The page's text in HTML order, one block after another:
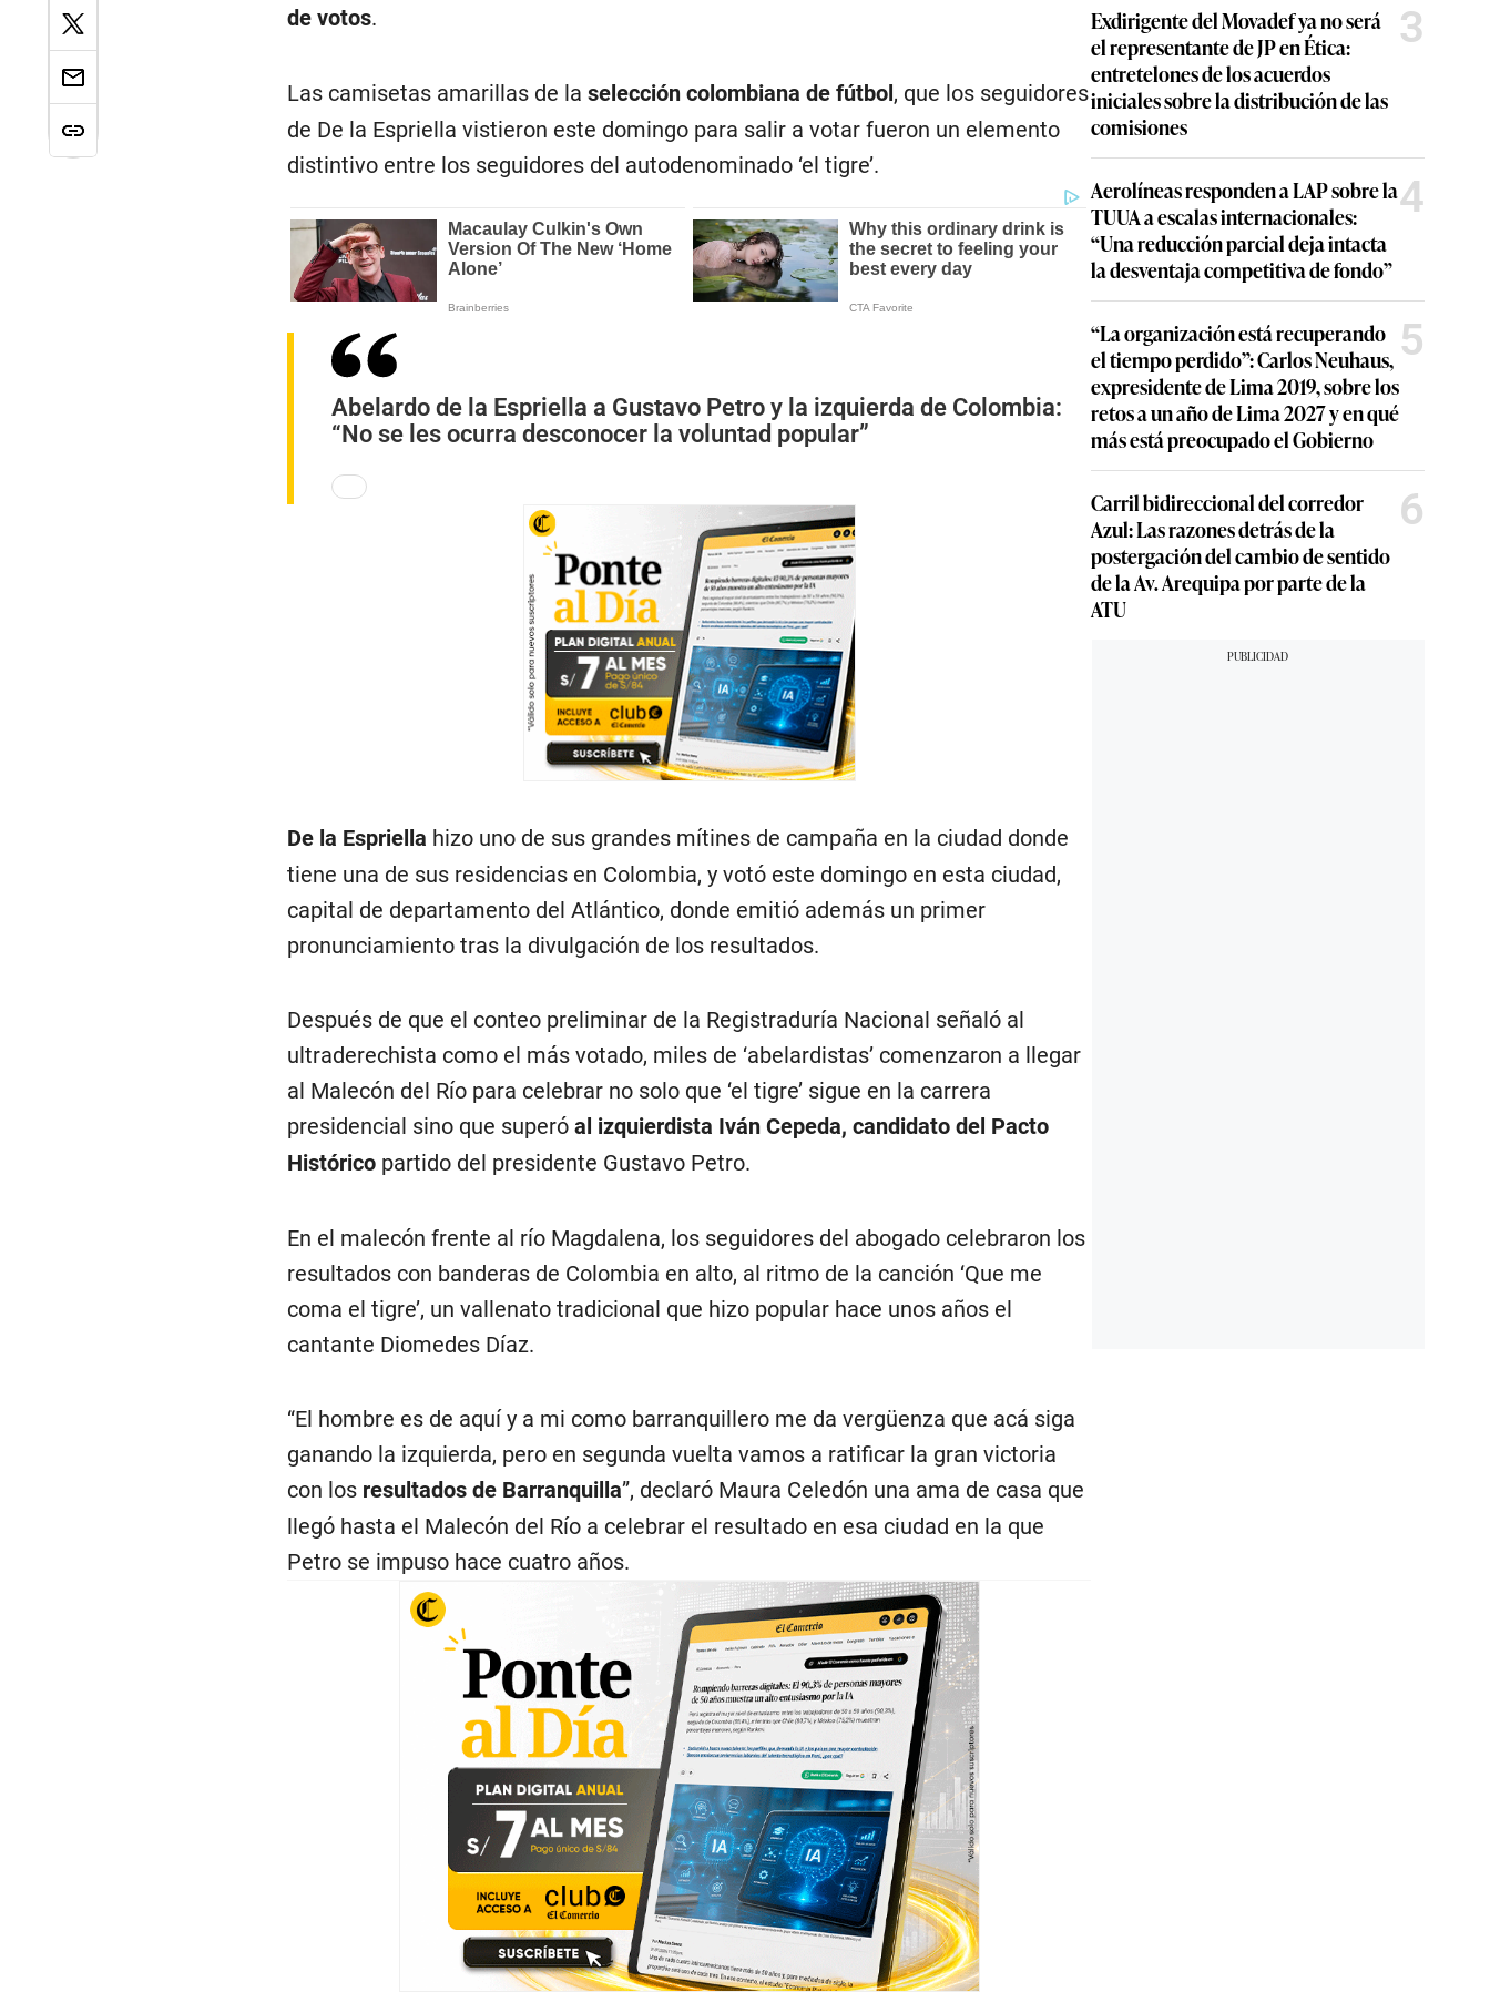
de votos.
Las camisetas amarillas de la selección colombiana de fútbol, que los seguidores
de De la Espriella vistieron este domingo para salir a votar fueron un elemento
distintivo entre los seguidores del autodenominado ‘el tigre’.
Abelardo de la Espriella a Gustavo Petro y la izquierda de Colombia:
“No se les ocurra desconocer la voluntad popular”
De la Espriella hizo uno de sus grandes mítines de campaña en la ciudad donde
tiene una de sus residencias en Colombia, y votó este domingo en esta ciudad,
capital de departamento del Atlántico, donde emitió además un primer
pronunciamiento tras la divulgación de los resultados.
Después de que el conteo preliminar de la Registraduría Nacional señaló al
ultraderechista como el más votado, miles de ‘abelardistas’ comenzaron a llegar
al Malecón del Río para celebrar no solo que ‘el tigre’ sigue en la carrera
presidencial sino que superó al izquierdista Iván Cepeda, candidato del Pacto
Históricopartido del presidente Gustavo Petro.
En el malecón frente al río Magdalena, los seguidores del abogado celebraron los
resultados con banderas de Colombia en alto, al ritmo de la canción ‘Que me
coma el tigre’, un vallenato tradicional que hizo popular hace unos años el
cantante Diomedes Díaz.
“El hombre es de aquí y a mi como barranquillero me da vergüenza que acá siga
ganando la izquierda, pero en segunda vuelta vamos a ratificar la gran victoria
con los resultados de Barranquilla”, declaró Maura Celedón una ama de casa que
llegó hasta el Malecón del Río a celebrar el resultado en esa ciudad en la que
Petro se impuso hace cuatro años.
Exdirigente del Movadef ya no será
el representante de JP en Ética:
entretelones de los acuerdos
iniciales sobre la distribución de las
comisiones
3
Aerolíneas responden a LAP sobre la
TUUA a escalas internacionales:
“Una reducción parcial deja intacta
la desventaja competitiva de fondo”
4
“La organización está recuperando
el tiempo perdido”: Carlos Neuhaus,
expresidente de Lima 2019, sobre los
retos a un año de Lima 2027 y en qué
más está preocupado el Gobierno
5
Carril bidireccional del corredor
Azul: Las razones detrás de la
postergación del cambio de sentido
de la Av. Arequipa por parte de la
ATU
6